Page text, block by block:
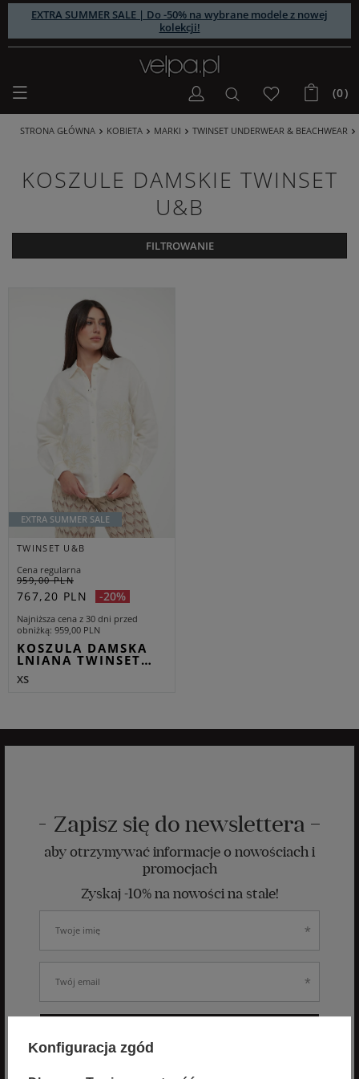
EXTRA SUMMER SALE | Do -50% na wybrane modele z nowej
kolekcji!
(0)
STRONA GŁÓWNA KOBIETA MARKI TWINSET UNDERWEAR & BEACHWEAR
KOSZULE DAMSKIE TWINSET
U&B
FILTROWANIE
EXTRA SUMMER SALE
TWINSET U&B
Cena regularna
959,00 PLN
767,20 PLN -20%
Najniższa cena z 30 dni przed
obniżką 959,00 PLN
KOSZULA DAMSKA
LNIANA TWINSET…
XS
Zapisz się do newslettera
aby otrzymywać informacje o nowościach i
promocjach
Zyskaj -10% na nowości na stałe!
Wyrażam zgodę na otrzymywanie spersonalizowanych wiadomości
Konfiguracja zgód